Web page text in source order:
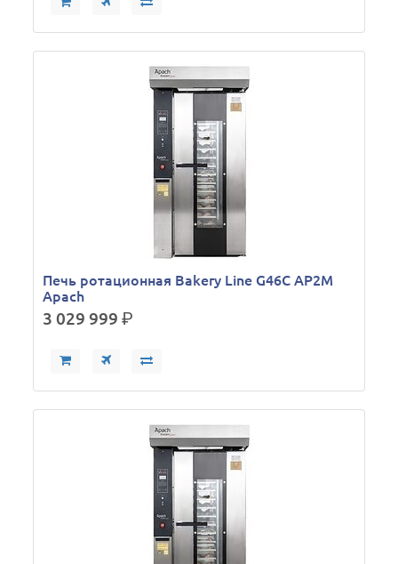
Печь ротационная Bakery Line G46C AP2M
Apach
3 029 999р.